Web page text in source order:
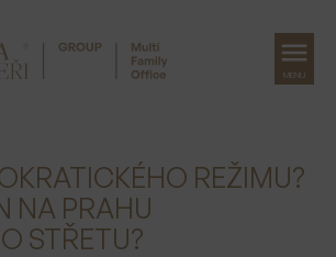
MENU
REŽIMU?
NA PRAHU
STŘETU?